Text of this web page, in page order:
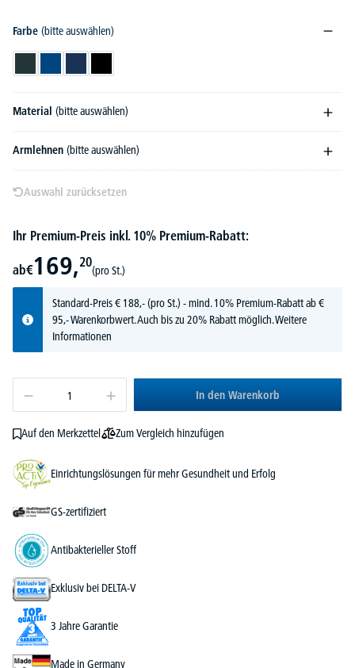
Farbe (bitte auswählen)
Material (bitte auswählen)
Armlehnen (bitte auswählen)
Auswahl zurücksetzen
Ihr Premium-Preis inkl. 10% Premium-Rabatt:
ab€169,20
(pro St.)
Standard-Preis€ 188,-(pro St.) - mind. 10% Premium-Rabatt ab €
95,- Warenkorbwert. Auch bis zu 20% Rabatt möglich.Weitere
Informationen
In den Warenkorb
Auf den Merkzettel Zum Vergleich hinzufügen
Einrichtungslösungen für mehr Gesundheit und Erfolg
GS-zertifiziert
Antibakterieller Stoff
Exklusiv bei DELTA-V
3 Jahre Garantie
Made in Germany